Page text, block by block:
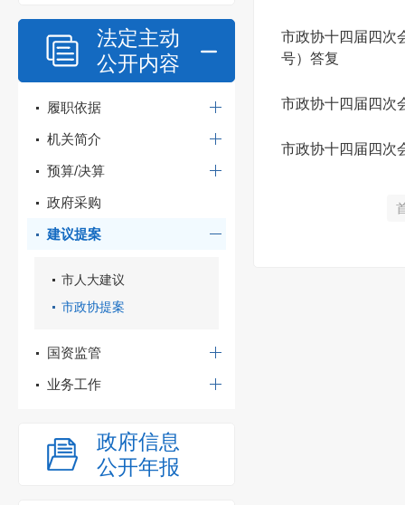
法定主动
公开内容
履职依据
机关简介
预算/决算
政府采购
建议提案
市人大建议
市政协提案
国资监管
业务工作
政府信息
公开年报
市政协十四届四次
号）答复
市政协十四届四次
市政协十四届四次